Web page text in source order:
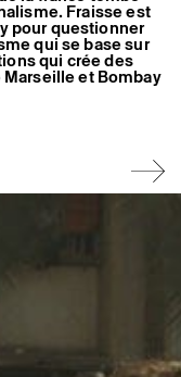
Fraisse est
pour questionner
qui se base sur
qui crée des
et Bombay